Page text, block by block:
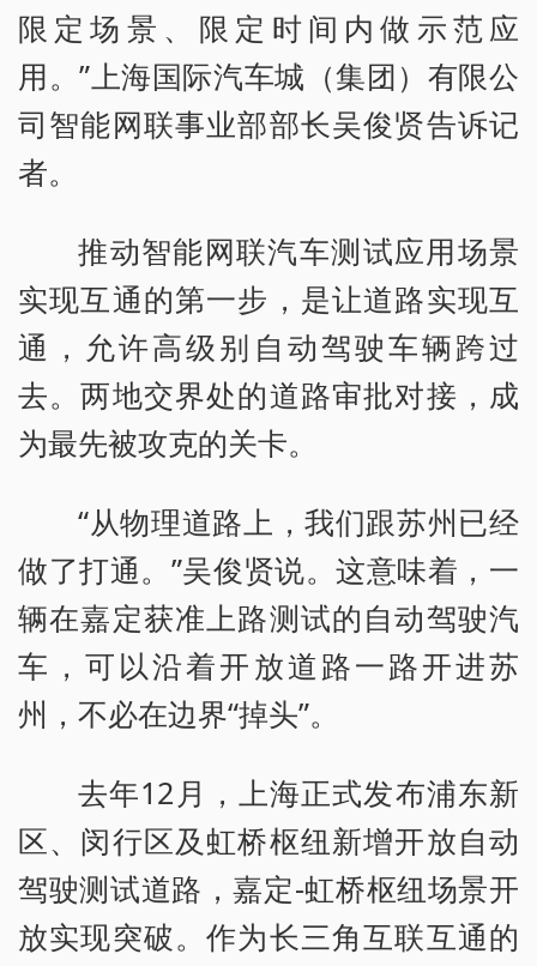
限定场景、限定时间内做示范应
用。”上海国际汽车城（集团）有限公
司智能网联事业部部长吴俊贤告诉记
者。
推动智能网联汽车测试应用场景
实现互通的第一步，是让道路实现互
通，允许高级别自动驾驶车辆跨过
去。两地交界处的道路审批对接，成
为最先被攻克的关卡。
“从物理道路上，我们跟苏州已经
做了打通。”吴俊贤说。这意味着，一
辆在嘉定获准上路测试的自动驾驶汽
车，可以沿着开放道路一路开进苏
州，不必在边界“掉头”。
去年12月，上海正式发布浦东新
区、闵行区及虹桥枢纽新增开放自动
驾驶测试道路，嘉定-虹桥枢纽场景开
放实现突破。作为长三角互联互通的